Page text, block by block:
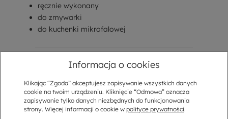
ręcznie wykonany
do zmywarki
do kuchenki mikrofalowej
Sposób dostawy
Kup w komplecie
Informacja o cookies
Klikając “Zgoda” akceptujesz zapisywanie wszystkich danych
cookie na twoim urządzeniu. Kliknięcie “Odmowa” oznacza
zapisywanie tylko danych niezbędnych do funkcjonowania
strony. Więcej informacji o cookie w polityce prywatności.